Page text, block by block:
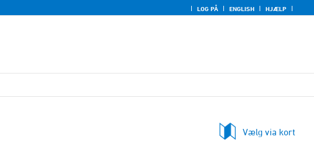
LOG PÅ ENGLISH HJÆLP
Vælg via kort